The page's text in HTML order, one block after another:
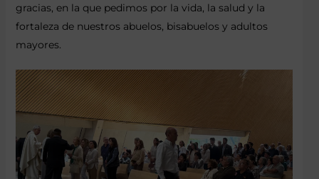
gracias, en la que pedimos por la vida, la salud y la
fortaleza de nuestros abuelos, bisabuelos y adultos
mayores.